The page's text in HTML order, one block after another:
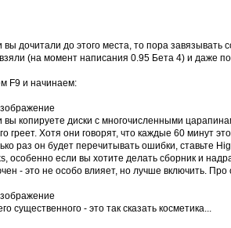
вы дочитали до этого места, то пора
(на момент написания 0.95 Бета 4) и даже
F9 и начинаем:
вы копируете диски с многочисленными
греет. Хотя они говорят, что каждые 60 минут
раз он будет перечитывать ошибки, ставьте
особенно если вы хотите делать сборник и
- это не особо влияет, но лучше включить.
существенного - это так сказать косметика...